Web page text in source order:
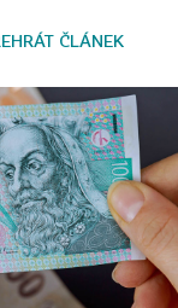
ČLÁNEK